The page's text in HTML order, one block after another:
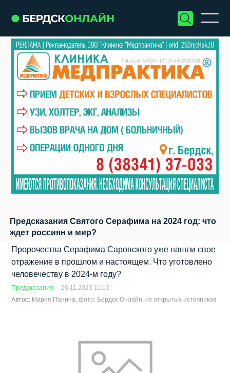
Предсказания Святого Серафима на 2024 год: что
ждет россиян и мир?
Пророчества Серафима Саровского уже нашли свое
отражение в прошлом и настоящем. Что уготовлено
человечеству в 2024-м году?
Предсказания
26.11.2023 11:13
Автор: Мария Панина, фото: Бердск-Онлайн, из открытых источников